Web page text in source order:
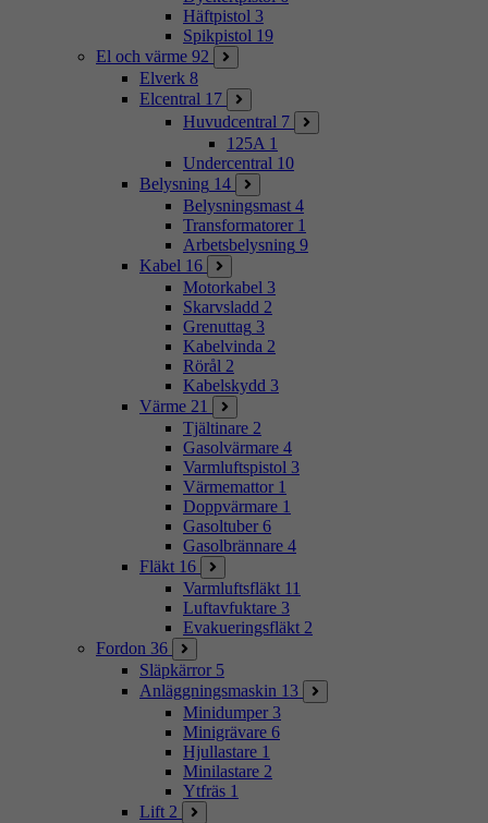
Häftpistol 3
Spikpistol 19
El och värme 92
Elverk 8
Elcentral 17
Huvudcentral 7
125A 1
Undercentral 10
Belysning 14
Belysningsmast 4
Transformatorer 1
Arbetsbelysning 9
Kabel 16
Motorkabel 3
Skarvsladd 2
Grenuttag 3
Kabelvinda 2
Rörål 2
Kabelskydd 3
Värme 21
Tjältinare 2
Gasolvärmare 4
Varmluftspistol 3
Värmemattor 1
Doppvärmare 1
Gasoltuber 6
Gasolbrännare 4
Fläkt 16
Varmluftsfläkt 11
Luftavfuktare 3
Evakueringsfläkt 2
Fordon 36
Släpkärror 5
Anläggningsmaskin 13
Minidumper 3
Minigrävare 6
Hjullastare 1
Minilastare 2
Ytfräs 1
Lift 2